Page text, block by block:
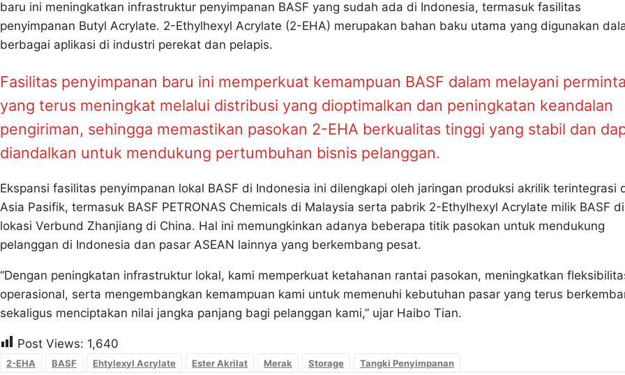
baru ini meningkatkan infrastruktur penyimpanan BASF yang sudah ada di Indonesia, termasuk fasilitas
penyimpanan Butyl Acrylate. 2-Ethylhexyl Acrylate (2-EHA) merupakan bahan baku utama yang digunakan
berbagai aplikasi di industri perekat dan pelapis.
Fasilitas penyimpanan baru ini memperkuat kemampuan BASF dalam melayani
yang terus meningkat melalui distribusi yang dioptimalkan dan peningkatan keandalan
pengiriman, sehingga memastikan pasokan 2-EHA berkualitas tinggi yang stabil dan
diandalkan untuk mendukung pertumbuhan bisnis pelanggan.
Ekspansi fasilitas penyimpanan lokal BASF di Indonesia ini dilengkapi oleh jaringan produksi akrilik terintegrasi
Asia Pasifik, termasuk BASF PETRONAS Chemicals di Malaysia serta pabrik 2-Ethylhexyl Acrylate milik BASF di
lokasi Verbund Zhanjiang di China. Hal ini memungkinkan adanya beberapa titik pasokan untuk mendukung
pelanggan di Indonesia dan pasar ASEAN lainnya yang berkembang pesat.
“Dengan peningkatan infrastruktur lokal, kami memperkuat ketahanan rantai pasokan, meningkatkan
operasional, serta mengembangkan kemampuan kami untuk memenuhi kebutuhan pasar yang terus
sekaligus menciptakan nilai jangka panjang bagi pelanggan kami,” ujar Haibo Tian.
Post Views: 1,640
2-EHA BASF Ehtylexyl Acrylate Ester Akrilat Merak Storage Tangki Penyimpanan